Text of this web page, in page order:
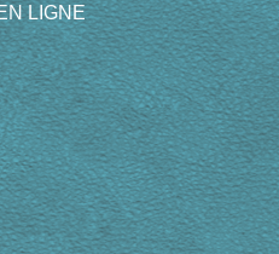
LIGNE